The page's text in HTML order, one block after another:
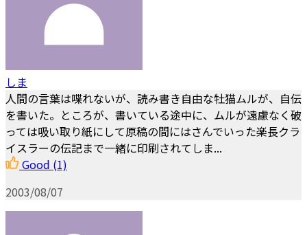
しま
人間の言葉は喋れないが、読み書き自由な牡猫ムルが、自伝
を書いた。ところが、書いている途中に、ムルが遠慮なく破
っては吸い取り紙にして原稿の間にはさんでいった楽長クラ
イスラーの伝記まで一緒に印刷されてしま...
Good (1)
2003/08/07